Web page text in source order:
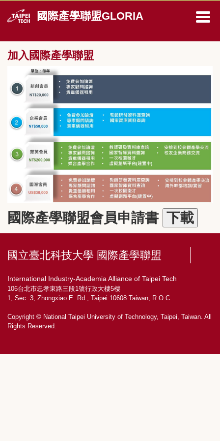
到
內
容
國際產學聯盟GLORIA
加入國際產學聯盟
國際產學聯盟會員申請書
國立臺北科技大學 國際產學聯盟
International Industry-Academia Alliance of Taipei Tech
106台北市忠孝東路三段1號行政大樓5樓
1, Sec. 3, Zhongxiao E. Rd., Taipei 10608 Taiwan, R.O.C.
Copyright © National Taipei University of Technology, Taipei, Taiwan. All
Rights Reserved.